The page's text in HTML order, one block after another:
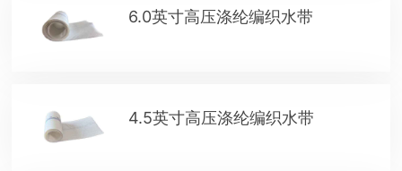
6.0英寸高压涤纶编织水带
4.5英寸高压涤纶编织水带